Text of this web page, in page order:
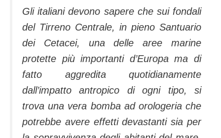
Gli italiani devono sapere che sui fondali
del Tirreno Centrale, in pieno Santuario
dei Cetacei, una delle aree marine
protette più importanti d’Europa ma di
fatto aggredita quotidianamente
dall’impatto antropico di ogni tipo, si
trova una vera bomba ad orologeria che
potrebbe avere effetti devastanti sia per